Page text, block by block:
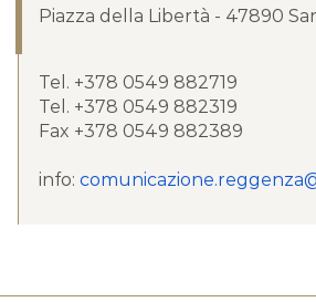
Piazza della Libertà - 47890
Tel. +378 0549 882719
Tel. +378 0549 882319
Fax +378 0549 882389
info: